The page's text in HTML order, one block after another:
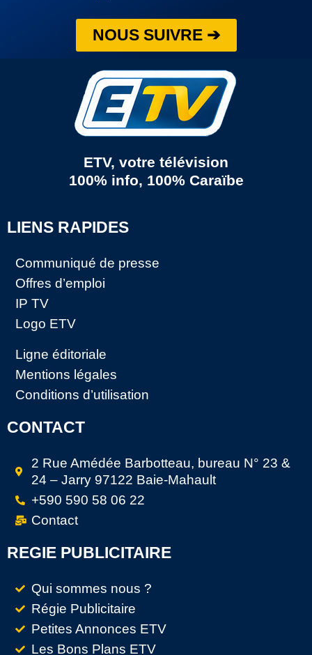
NOUS SUIVRE ➔
ETV, votre télévision
100% info, 100% Caraïbe
LIENS RAPIDES
Communiqué de presse
Offres d’emploi
IP TV
Logo ETV
Ligne éditoriale
Mentions légales
Conditions d’utilisation
CONTACT
2 Rue Amédée Barbotteau, bureau N° 23 &
24 – Jarry 97122 Baie-Mahault
+590 590 58 06 22
Contact
REGIE PUBLICITAIRE
Qui sommes nous ?
Régie Publicitaire
Petites Annonces ETV
Les Bons Plans ETV